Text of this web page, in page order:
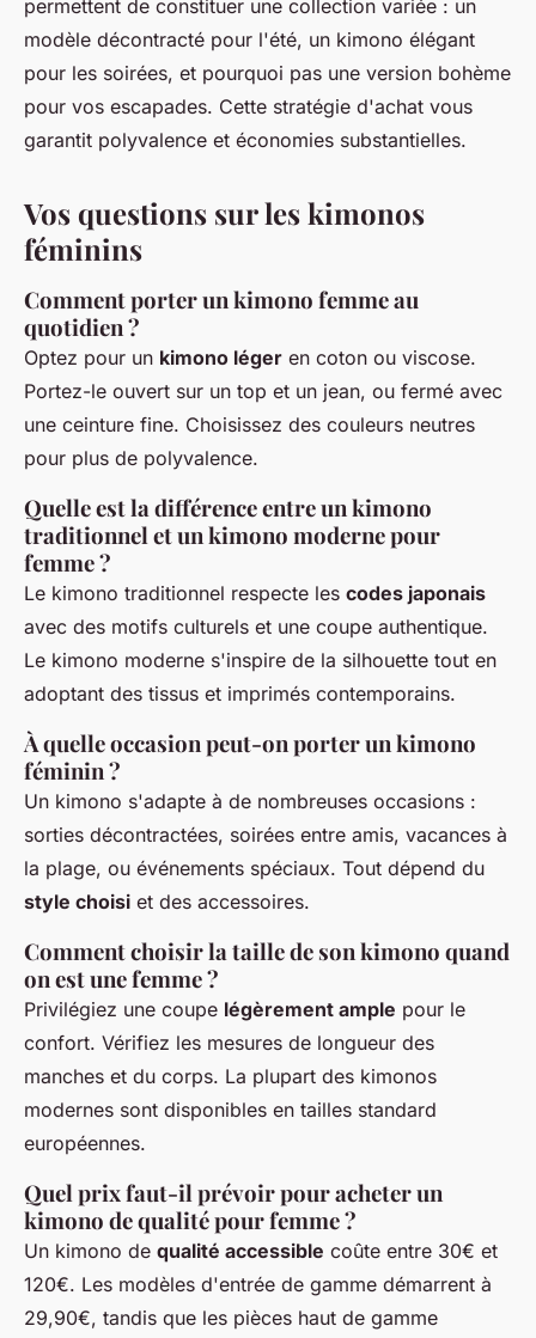
permettent de constituer une collection variée : un
modèle décontracté pour l'été, un kimono élégant
pour les soirées, et pourquoi pas une version bohème
pour vos escapades. Cette stratégie d'achat vous
garantit polyvalence et économies substantielles.
Vos questions sur les kimonos
féminins
Comment porter un kimono femme au
quotidien ?
Optez pour un kimono léger en coton ou viscose.
Portez-le ouvert sur un top et un jean, ou fermé avec
une ceinture fine. Choisissez des couleurs neutres
pour plus de polyvalence.
Quelle est la différence entre un kimono
traditionnel et un kimono moderne pour
femme ?
Le kimono traditionnel respecte les codes japonais
avec des motifs culturels et une coupe authentique.
Le kimono moderne s'inspire de la silhouette tout en
adoptant des tissus et imprimés contemporains.
À quelle occasion peut-on porter un kimono
féminin ?
Un kimono s'adapte à de nombreuses occasions :
sorties décontractées, soirées entre amis, vacances à
la plage, ou événements spéciaux. Tout dépend du
style choisi et des accessoires.
Comment choisir la taille de son kimono quand
on est une femme ?
Privilégiez une coupe légèrement ample pour le
confort. Vérifiez les mesures de longueur des
manches et du corps. La plupart des kimonos
modernes sont disponibles en tailles standard
européennes.
Quel prix faut-il prévoir pour acheter un
kimono de qualité pour femme ?
Un kimono de qualité accessible coûte entre 30€ et
120€. Les modèles d'entrée de gamme démarrent à
29,90€, tandis que les pièces haut de gamme